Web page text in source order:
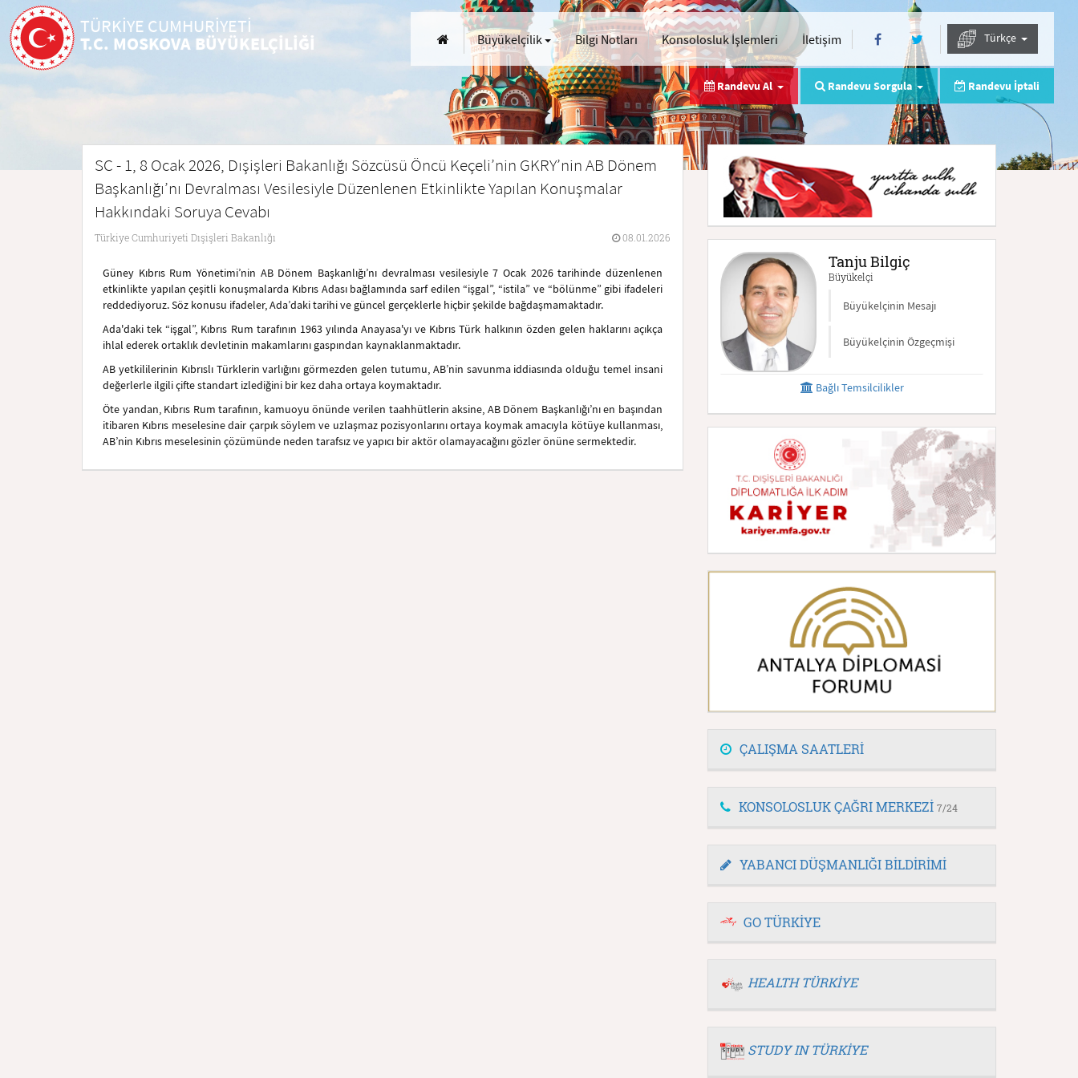
TÜRKİYE CUMHURİYETİ
T.C. MOSKOVA BÜYÜKELÇİLİĞİ Büyükelçilik Bilgi Notları Konsolosluk İşlemleri İletişim Türkçe
Randevu Al Randevu Sorgula Randevu İptali
SC - 1, 8 Ocak 2026, Dışişleri Bakanlığı Sözcüsü Öncü Keçeli’nin GKRY’nin AB Dönem
Başkanlığı’nı Devralması Vesilesiyle Düzenlenen Etkinlikte Yapılan Konuşmalar
Hakkındaki Soruya Cevabı
Türkiye Cumhuriyeti Dışişleri Bakanlığı 08.01.2026
Güney Kıbrıs Rum Yönetimi’nin AB Dönem Başkanlığı’nı devralması vesilesiyle 7 Ocak 2026 tarihinde düzenlenen
etkinlikte yapılan çeşitli konuşmalarda Kıbrıs Adası bağlamında sarf edilen “işgal”, “istila” ve “bölünme” gibi ifadeleri
reddediyoruz. Söz konusu ifadeler, Ada’daki tarihi ve güncel gerçeklerle hiçbir şekilde bağdaşmamaktadır.
Ada'daki tek “işgal”, Kıbrıs Rum tarafının 1963 yılında Anayasa'yı ve Kıbrıs Türk halkının özden gelen haklarını açıkça
ihlal ederek ortaklık devletinin makamlarını gaspından kaynaklanmaktadır.
AB yetkililerinin Kıbrıslı Türklerin varlığını görmezden gelen tutumu, AB’nin savunma iddiasında olduğu temel insani
değerlerle ilgili çifte standart izlediğini bir kez daha ortaya koymaktadır.
Öte yandan, Kıbrıs Rum tarafının, kamuoyu önünde verilen taahhütlerin aksine, AB Dönem Başkanlığı’nı en başından
itibaren Kıbrıs meselesine dair çarpık söylem ve uzlaşmaz pozisyonlarını ortaya koymak amacıyla kötüye kullanması,
AB’nin Kıbrıs meselesinin çözümünde neden tarafsız ve yapıcı bir aktör olamayacağını gözler önüne sermektedir.
Tanju Bilgiç
Büyükelçi
Büyükelçinin Mesajı
Büyükelçinin Özgeçmişi
Bağlı Temsilcilikler
ÇALIŞMA SAATLERİ
KONSOLOSLUK ÇAĞRI MERKEZİ 7/24
YABANCI DÜŞMANLIĞI BİLDİRİMİ
GO TÜRKİYE
HEALTH TÜRKİYE
STUDY IN TÜRKİYE